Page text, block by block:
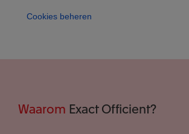
Cookies beheren
Waarom Exact Officient?